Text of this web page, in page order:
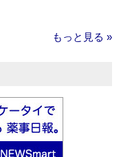
もっと見る »